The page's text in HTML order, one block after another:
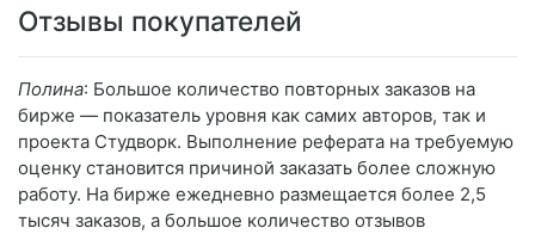
Отзывы покупателей
Полина: Большое количество повторных заказов на
бирже — показатель уровня как самих авторов, так и
проекта Студворк. Выполнение реферата на требуемую
оценку становится причиной заказать более сложную
работу. На бирже ежедневно размещается более 2,5
тысяч заказов, а большое количество отзывов